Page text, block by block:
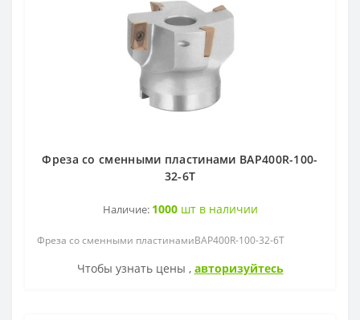
Фреза со сменными пластинами BAP400R-100-
32-6T
Наличие: 1000шт в наличии
Фреза со сменными пластинамиBAP400R-100-32-6T
Чтобы узнать цены , авторизуйтесь